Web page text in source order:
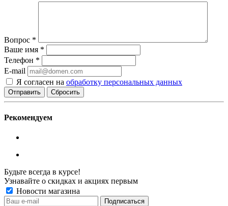
Вопрос *
Ваше имя *
Телефон *
E-mail
Я согласен на обработку персональных данных
Сбросить
Рекомендуем
Будьте всегда в курсе!
Узнавайте о скидках и акциях первым
Новости магазина